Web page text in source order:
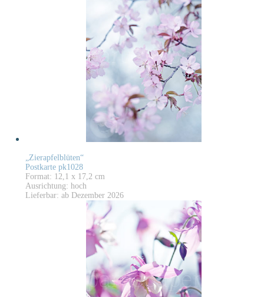
„Zierapfelblüten“
Postkarte pk1028
Format: 12,1 x 17,2 cm
Ausrichtung: hoch
Lieferbar: ab Dezember 2026